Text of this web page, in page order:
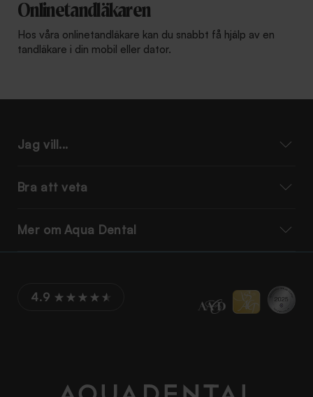
Onlinetandläkaren
Hos våra onlinetandläkare kan du snabbt få hjälp av en
tandläkare i din mobil eller dator.
Jag vill...
Bra att veta
Mer om Aqua Dental
4.9